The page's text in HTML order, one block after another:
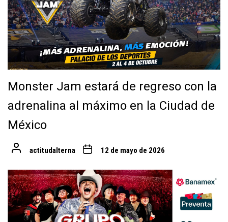
Monster Jam estará de regreso con la
adrenalina al máximo en la Ciudad de
México
actitudalterna 12 de mayo de 2026